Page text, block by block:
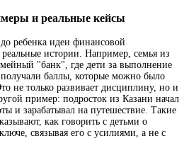
и реальные кейсы
ребенка идеи финансовой
истории. Например, семья из
"банк", где дети за выполнение
баллы, которые можно было
не только развивает дисциплину, но и
пример: подросток из Казани начал
и зарабатывал на путешествие. Такие
как говорить с детьми о
связывая его с усилиями, а не с